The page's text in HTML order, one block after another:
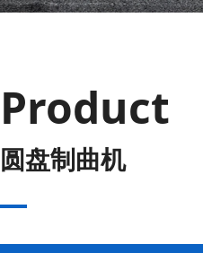
Product
圆盘制曲机